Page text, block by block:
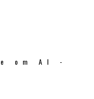
om AI -